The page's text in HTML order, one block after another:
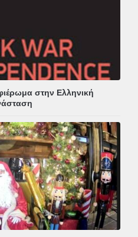
στην Ελληνική